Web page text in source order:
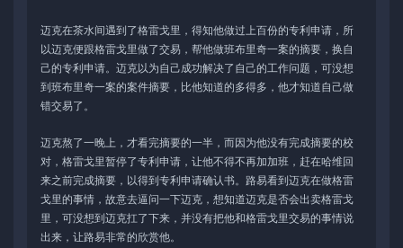
迈克在茶水间遇到了格雷戈里，得知他做过上百份的专利申请，所
以迈克便跟格雷戈里做了交易，帮他做班布里奇一案的摘要，换自
己的专利申请。迈克以为自己成功解决了自己的工作问题，可没想
到班布里奇一案的案件摘要，比他知道的多得多，他才知道自己做
错交易了。
迈克熬了一晚上，才看完摘要的一半，而因为他没有完成摘要的校
对，格雷戈里暂停了专利申请，让他不得不再加加班，赶在哈维回
来之前完成摘要，以得到专利申请确认书。路易看到迈克在做格雷
戈里的事情，故意去逼问一下迈克，想知道迈克是否会出卖格雷戈
里，可没想到迈克扛了下来，并没有把他和格雷戈里交易的事情说
出来，让路易非常的欣赏他。